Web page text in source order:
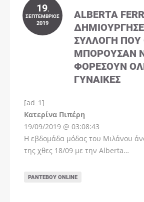
19.
ΣΕΠΤΈΜΒΡΙΟΣ
2019
ALBERTA
ΣΥΛΛΟΓΉ
ΜΠΟΡΟΎΣΑΝ
ΦΟΡΈΣΟΥΝ
ΓΥΝΑΊΚΕΣ
[ad_1]
Kατερίνα Πιπέρη
19/09/2019 @ 03:08:43
Η εβδομάδα μόδας του Μιλάνου
της χθες 18/09 με την Alberta…
ΡΑΝΤΕΒΟΎ ONLINE